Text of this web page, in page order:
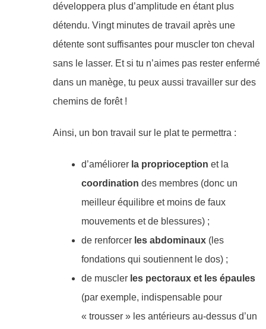
développera plus d’amplitude en étant plus
détendu. Vingt minutes de travail après une
détente sont suffisantes pour muscler ton cheval
sans le lasser. Et si tu n’aimes pas rester enfermé
dans un manège, tu peux aussi travailler sur des
chemins de forêt !
Ainsi, un bon travail sur le plat te permettra :
d’améliorer la proprioception et la
coordination des membres (donc un
meilleur équilibre et moins de faux
mouvements et de blessures) ;
de renforcer les abdominaux(les
fondations qui soutiennent le dos) ;
de muscler les pectoraux et les épaules
(par exemple, indispensable pour
« trousser » les antérieurs au-dessus d’un